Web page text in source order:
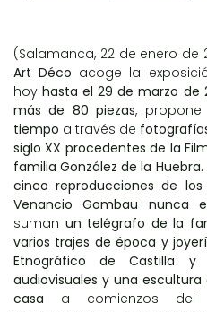
(Salamanca, 22 de enero de
Art Déco acoge la
hoy hasta el 29 de marzo de
más de 80 piezas,
tiempo a través de
siglo XX procedentes de la
familia González de la Huebra.
cinco reproducciones de
Venancio Gombau nunca
suman un telégrafo de la
varios trajes de época y
Etnográfico de Castilla y
audiovisuales y una
casa a comienzos del